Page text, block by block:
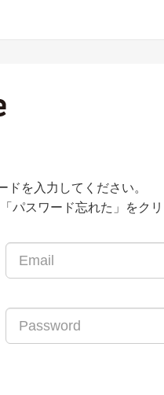
ドを入力してください。
パスワード忘れた」をク